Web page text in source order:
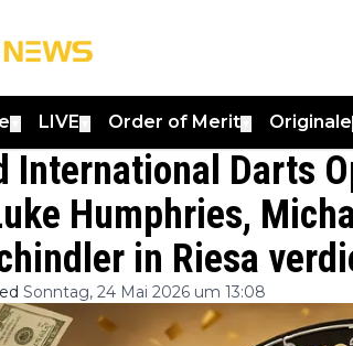
LIVE Order of Merit Originale
International Darts
Humphries,
in Riesa
Sonntag, 24 Mai 2026 um 13:08